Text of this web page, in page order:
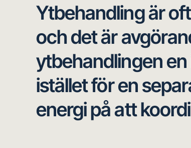
Ytbehandling är
och det är
ytbehandlingen
istället för en
energi på att